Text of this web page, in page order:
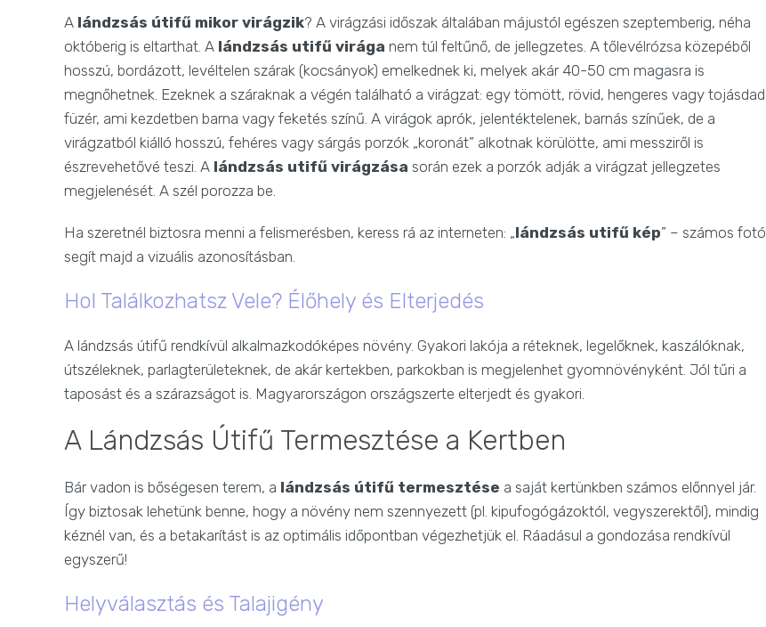
A lándzsás útifű mikor virágzik? A virágzási időszak általában májustól egészen szeptemberig, néha
októberig is eltarthat. A lándzsás utifű virága nem túl feltűnő, de jellegzetes. A tőlevélrózsa közepéből
hosszú, bordázott, levéltelen szárak (kocsányok) emelkednek ki, melyek akár 40-50 cm magasra is
megnőhetnek. Ezeknek a száraknak a végén található a virágzat: egy tömött, rövid, hengeres vagy tojásdad
füzér, ami kezdetben barna vagy feketés színű. A virágok aprók, jelentéktelenek, barnás színűek, de a
virágzatból kiálló hosszú, fehéres vagy sárgás porzók „koronát” alkotnak körülötte, ami messziről is
észrevehetővé teszi. A lándzsás utifű virágzása során ezek a porzók adják a virágzat jellegzetes
megjelenését. A szél porozza be.
Ha szeretnél biztosra menni a felismerésben, keress rá az interneten: „lándzsás utifű kép” – számos fotó
segít majd a vizuális azonosításban.
Hol Találkozhatsz Vele? Élőhely és Elterjedés
A lándzsás útifű rendkívül alkalmazkodóképes növény. Gyakori lakója a réteknek, legelőknek, kaszálóknak,
útszéleknek, parlagterületeknek, de akár kertekben, parkokban is megjelenhet gyomnövényként. Jól tűri a
taposást és a szárazságot is. Magyarországon országszerte elterjedt és gyakori.
A Lándzsás Útifű Termesztése a Kertben
Bár vadon is bőségesen terem, a lándzsás útifű termesztése a saját kertünkben számos előnnyel jár.
Így biztosak lehetünk benne, hogy a növény nem szennyezett (pl. kipufogógázoktól, vegyszerektől), mindig
kéznél van, és a betakarítást is az optimális időpontban végezhetjük el. Ráadásul a gondozása rendkívül
egyszerű!
Helyválasztás és Talajigény